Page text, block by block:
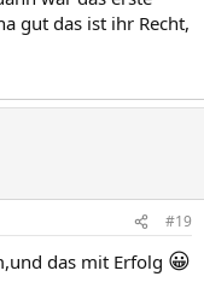
gut das ist ihr Recht,
#19
das mit Erfolg 😀